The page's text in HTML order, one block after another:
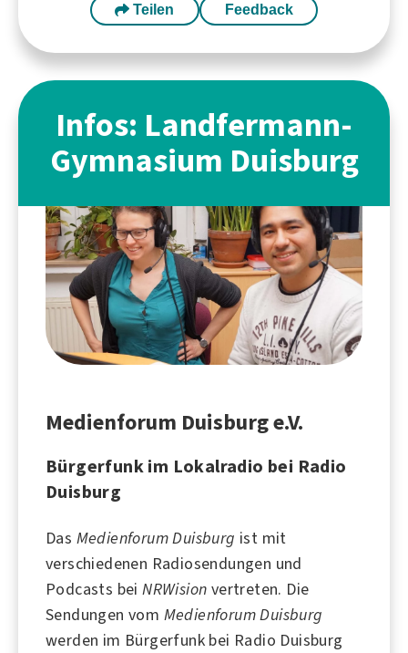
Teilen Feedback
Infos: Landfermann-
Gymnasium Duisburg
Medienforum Duisburg e.V.
Bürgerfunk im Lokalradio bei Radio
Duisburg
Das Medienforum Duisburg ist mit
verschiedenen Radiosendungen und
Podcasts beiNRWision vertreten. Die
Sendungen vom Medienforum Duisburg
werden im Bürgerfunk bei Radio Duisburg